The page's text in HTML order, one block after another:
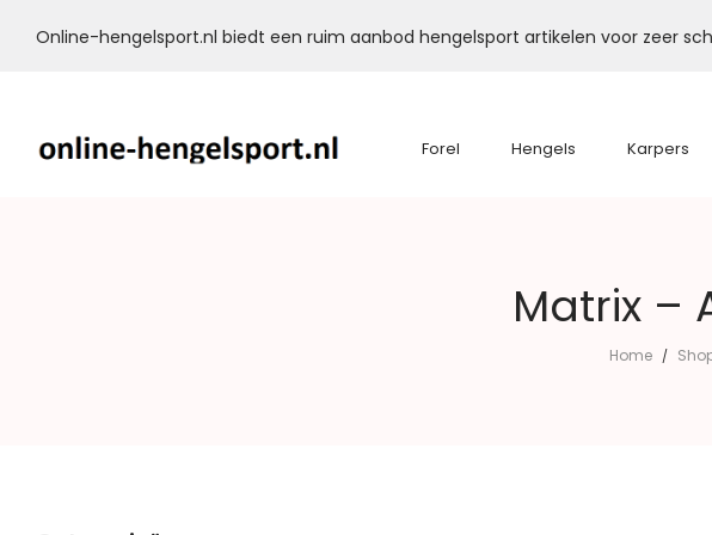
Online-hengelsport.nl biedt een ruim aanbod hengelsport artikelen voor zeer
Forel Hengels Karpers
Matrix –
Home /